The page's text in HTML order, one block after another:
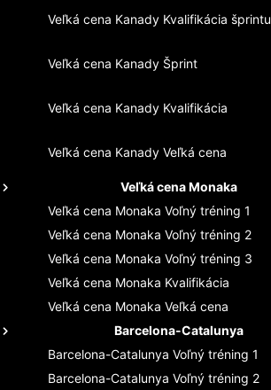
Veľká cena Kanady Kvalifikácia šprintu
Veľká cena Kanady Šprint
Veľká cena Kanady Kvalifikácia
Veľká cena Kanady Veľká cena
Veľká cena Monaka
Veľká cena Monaka Voľný tréning 1
Veľká cena Monaka Voľný tréning 2
Veľká cena Monaka Voľný tréning 3
Veľká cena Monaka Kvalifikácia
Veľká cena Monaka Veľká cena
Barcelona-Catalunya
Barcelona-Catalunya Voľný tréning 1
Barcelona-Catalunya Voľný tréning 2